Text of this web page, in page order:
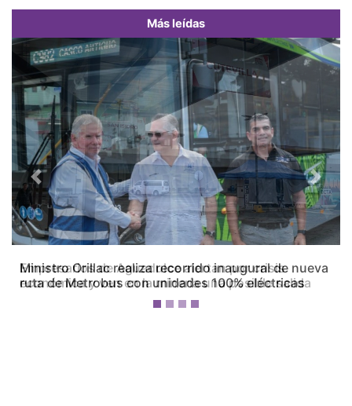
Más leídas
Empresarios de Aguadulce alertan por crisis
económica y ven en la minería una posible salida
Previous Next